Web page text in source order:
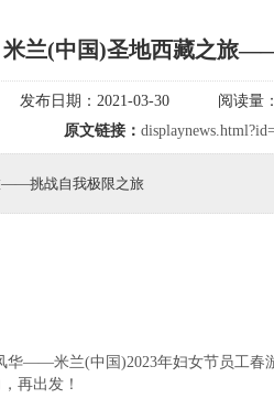
米兰(中国)圣地西藏之旅
发布日期： 2021-03-30 阅读量：
原文链接：
——挑战自我极限之旅
华——米兰(中国)2023年妇女节员工春
再出发！